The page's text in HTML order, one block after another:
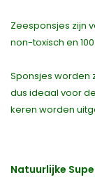
Zeesponsjes zijn
non-toxisch en
Sponsjes worden
dus ideaal voor
keren worden
Natuurlijke